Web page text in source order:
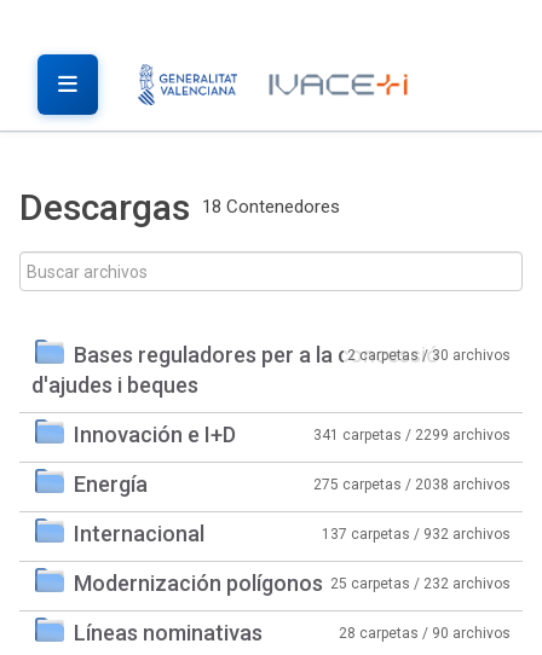
Descargas 18 Contenedores
Bases reguladores per a la concessió
d'ajudes i beques
2 carpetas / 30 archivos
Innovación e I+D 341 carpetas / 2299 archivos
Energía 275 carpetas / 2038 archivos
Internacional 137 carpetas / 932 archivos
Modernización polígonos 25 carpetas / 232 archivos
Líneas nominativas 28 carpetas / 90 archivos